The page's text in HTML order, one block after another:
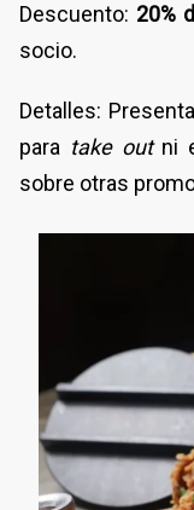
Descuento: 20%
socio.
Detalles:
para take outni
sobre otras